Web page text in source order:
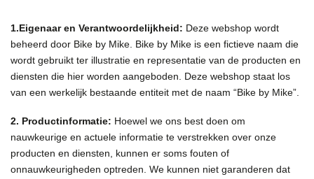
1.Eigenaar en Verantwoordelijkheid: Deze webshop wordt
beheerd door Bike by Mike. Bike by Mike is een fictieve naam die
wordt gebruikt ter illustratie en representatie van de producten en
diensten die hier worden aangeboden. Deze webshop staat los
van een werkelijk bestaande entiteit met de naam “Bike by Mike”.
2. Productinformatie: Hoewel we ons best doen om
nauwkeurige en actuele informatie te verstrekken over onze
producten en diensten, kunnen er soms fouten of
onnauwkeurigheden optreden. We kunnen niet garanderen dat